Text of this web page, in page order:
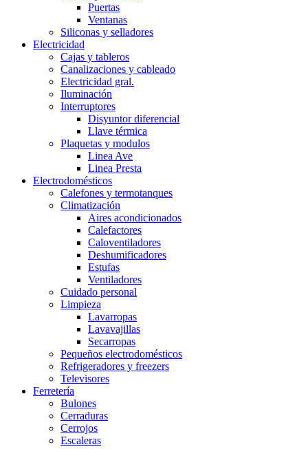
Puertas
Ventanas
Siliconas y selladores
Electricidad
Cajas y tableros
Canalizaciones y cableado
Electricidad gral.
Iluminación
Interruptores
Disyuntor diferencial
Llave térmica
Plaquetas y modulos
Linea Ave
Linea Presta
Electrodomésticos
Calefones y termotanques
Climatización
Aires acondicionados
Calefactores
Caloventiladores
Deshumificadores
Estufas
Ventiladores
Cuidado personal
Limpieza
Lavarropas
Lavavajillas
Secarropas
Pequeños electrodomésticos
Refrigeradores y freezers
Televisores
Ferretería
Bulones
Cerraduras
Cerrojos
Escaleras